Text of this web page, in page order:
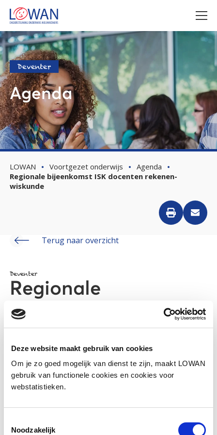
Deze website maakt gebruik van cookies
Om je zo goed mogelijk van dienst te zijn, maakt LOWAN
gebruik van functionele cookies en cookies voor
webstatistieken.
Noodzakelijk
Deventer
Agenda
LOWAN Voortgezet onderwijs
Agenda
Regionale bijeenkomst ISK docenten rekenen-
wiskunde
Terug naar overzicht
Deventer
Regionale
bijeenkomst ISK
wiskunde